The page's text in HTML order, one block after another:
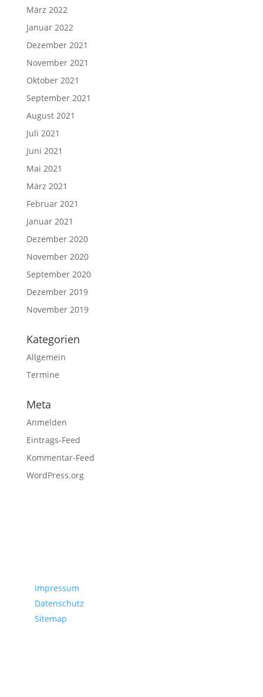
März 2022
Januar 2022
Dezember 2021
November 2021
Oktober 2021
September 2021
August 2021
Juli 2021
Juni 2021
Mai 2021
März 2021
Februar 2021
Januar 2021
Dezember 2020
November 2020
September 2020
Dezember 2019
November 2019
Kategorien
Allgemein
Termine
Meta
Anmelden
Eintrags-Feed
Kommentar-Feed
WordPress.org
Impressum
Datenschutz
Sitemap